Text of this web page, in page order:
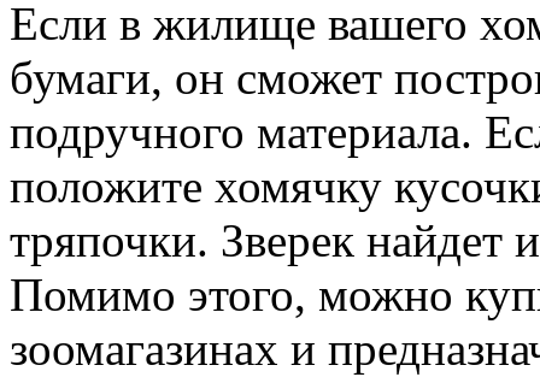
Если в жилище вашего
бумаги, он сможет
подручного материала.
положите хомячку
тряпочки. Зверек найдет
Помимо этого, можно
зоомагазинах и